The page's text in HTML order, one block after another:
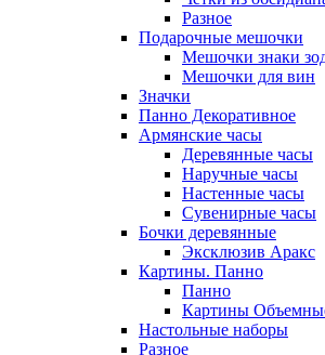
Разное
Подарочные мешочки
Мешочки знаки
Мешочки для вин
Значки
Панно Декоративное
Армянские часы
Деревянные часы
Наручные часы
Настенные часы
Сувенирные часы
Бочки деревянные
Эксклюзив Аракс
Картины. Панно
Панно
Картины
Настольные наборы
Разное